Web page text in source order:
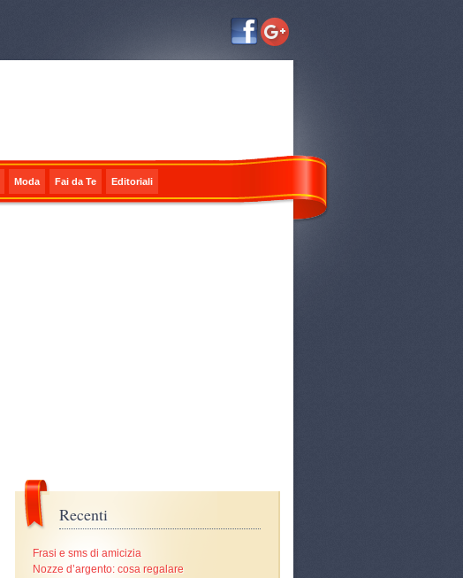
Moda Fai da Te Editoriali
Recenti
Frasi e sms di amicizia
Nozze d’argento: cosa regalare